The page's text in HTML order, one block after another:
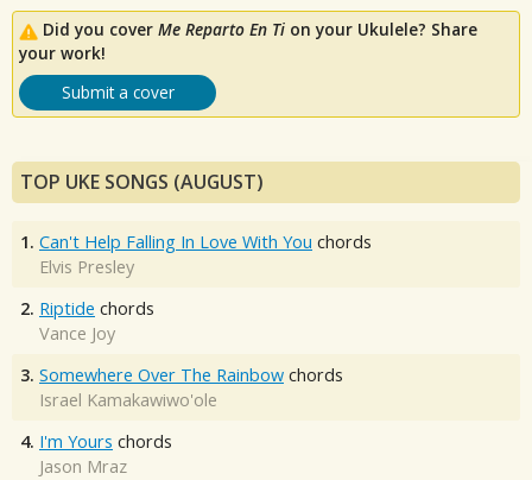
Did you cover Me Reparto En Ti on your Ukulele? Share
your work!
Submit a cover
TOP UKE SONGS (AUGUST)
1. Can't Help Falling In Love With You chords
Elvis Presley
2. Riptide chords
Vance Joy
3. Somewhere Over The Rainbow chords
Israel Kamakawiwo'ole
4. I'm Yours chords
Jason Mraz